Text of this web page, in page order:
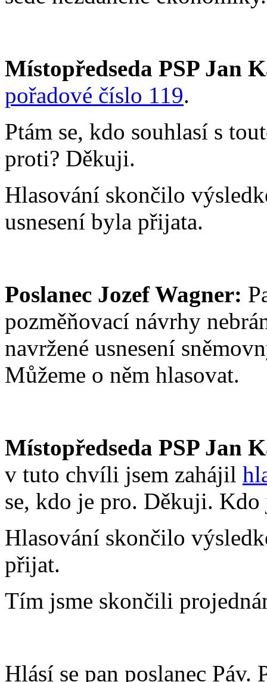
Místopředseda PSP Jan
pořadové číslo 119.
Ptám se, kdo souhlasí s
proti? Děkuji.
Hlasování skončilo
usnesení byla přijata.
Poslanec Jozef Wagner:
pozměňovací návrhy
navržené usnesení
Můžeme o něm hlasovat.
Místopředseda PSP Jan
v tuto chvíli jsem zahájil
se, kdo je pro. Děkuji.
Hlasování skončilo
přijat.
Tím jsme skončili
Hlásí se pan poslanec Páv.